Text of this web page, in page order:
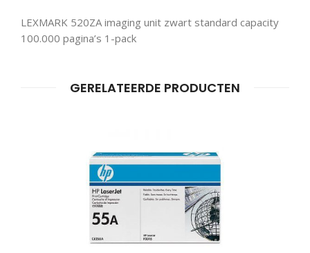
LEXMARK 520ZA imaging unit zwart standard capacity
100.000 pagina’s 1-pack
GERELATEERDE PRODUCTEN